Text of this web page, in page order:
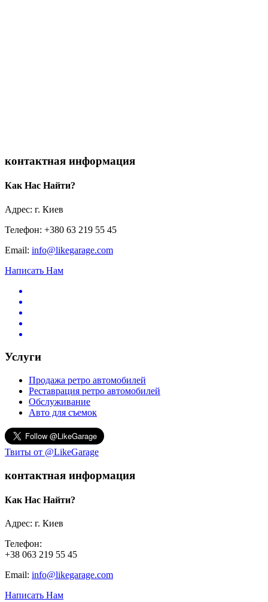
контактная информация
Как Нас Найти?
Адрес: г. Киев
Телефон: +380 63 219 55 45
Email: info@likegarage.com
Написать Нам
Услуги
Продажа ретро автомобилей
Реставрация ретро автомобилей
Обслуживание
Авто для съемок
Твиты от @LikeGarage
контактная информация
Как Нас Найти?
Адрес: г. Киев
Телефон:
+38 063 219 55 45
Email: info@likegarage.com
Написать Нам